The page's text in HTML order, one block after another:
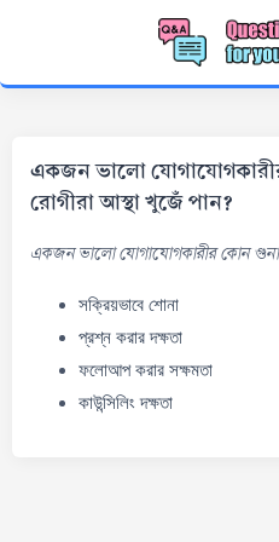
একজন ভালো
রোগীরা আস্থা খুজেঁ পান?
একজন ভালো যোগাযোগকারীর কোন
সক্রিয়ভাবে শোনা
প্রশ্ন করার দক্ষতা
ফলোআপ করার সক্ষমতা
কাউন্সিলিং দক্ষতা